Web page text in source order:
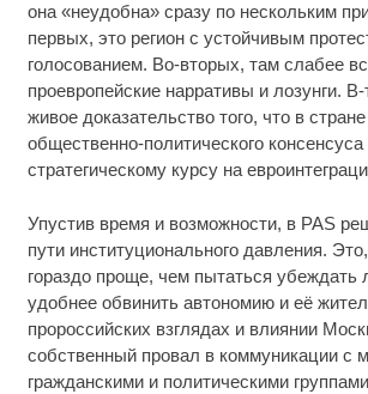
она «неудобна» сразу по нескольким
первых, это регион с устойчивым
голосованием. Во-вторых, там слабее
проевропейские нарративы и лозунги. В-
живое доказательство того, что в
общественно-политического консенсуса
стратегическому курсу на
Упустив время и возможности, в PAS
пути институционального давления.
гораздо проще, чем пытаться убеждать
удобнее обвинить автономию и её
пророссийских взглядах и влиянии
собственный провал в коммуникации с
гражданскими и политическими